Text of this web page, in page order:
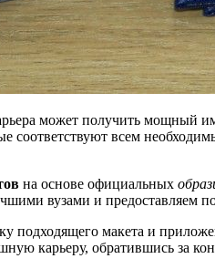
может получить мощный
соответствуют всем
на основе официальных
вузами и предоставляем
макета и
карьеру, обратившись за